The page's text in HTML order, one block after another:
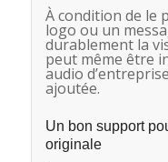
À condition de le
logo ou un
durablement la
peut même être
audio
ajoutée.
Un bon support
originale